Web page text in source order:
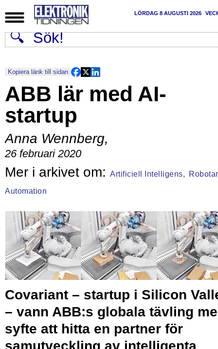
LÖRDAG 8 AUGUSTI 2026
Kopiera länk till sidan
ABB lär med AI-
startup
Anna Wennberg,
26 februari 2020
Artificiell Intelligens,
Automation
Covariant – startup i Silicon
– vann ABB:s globala tävling
syfte att hitta en partner för
samutveckling av intelligenta